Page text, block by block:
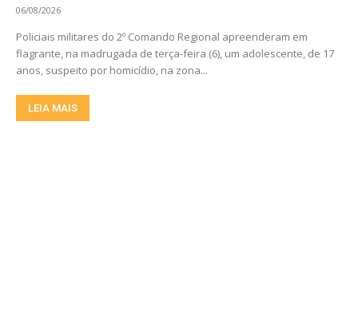
06/08/2026
Policiais militares do 2º Comando Regional apreenderam em
flagrante, na madrugada de terça-feira (6), um adolescente, de 17
anos, suspeito por homicídio, na zona...
LEIA MAIS